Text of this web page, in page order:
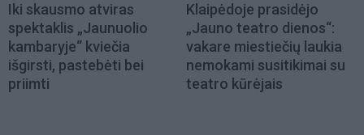
Iki skausmo atviras
spektaklis „Jaunuolio
kambaryje“ kviečia
išgirsti, pastebėti bei
priimti
Klaipėdoje prasidėjo
„Jauno teatro dienos“:
vakare miestiečių laukia
nemokami susitikimai su
teatro kūrėjais